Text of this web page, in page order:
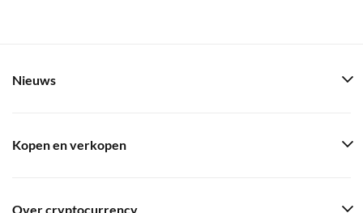
Nieuws
Kopen en verkopen
Over cryptocurrency